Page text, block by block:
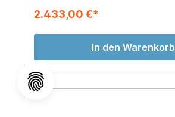
2.433,00 €*
In den Warenkorb